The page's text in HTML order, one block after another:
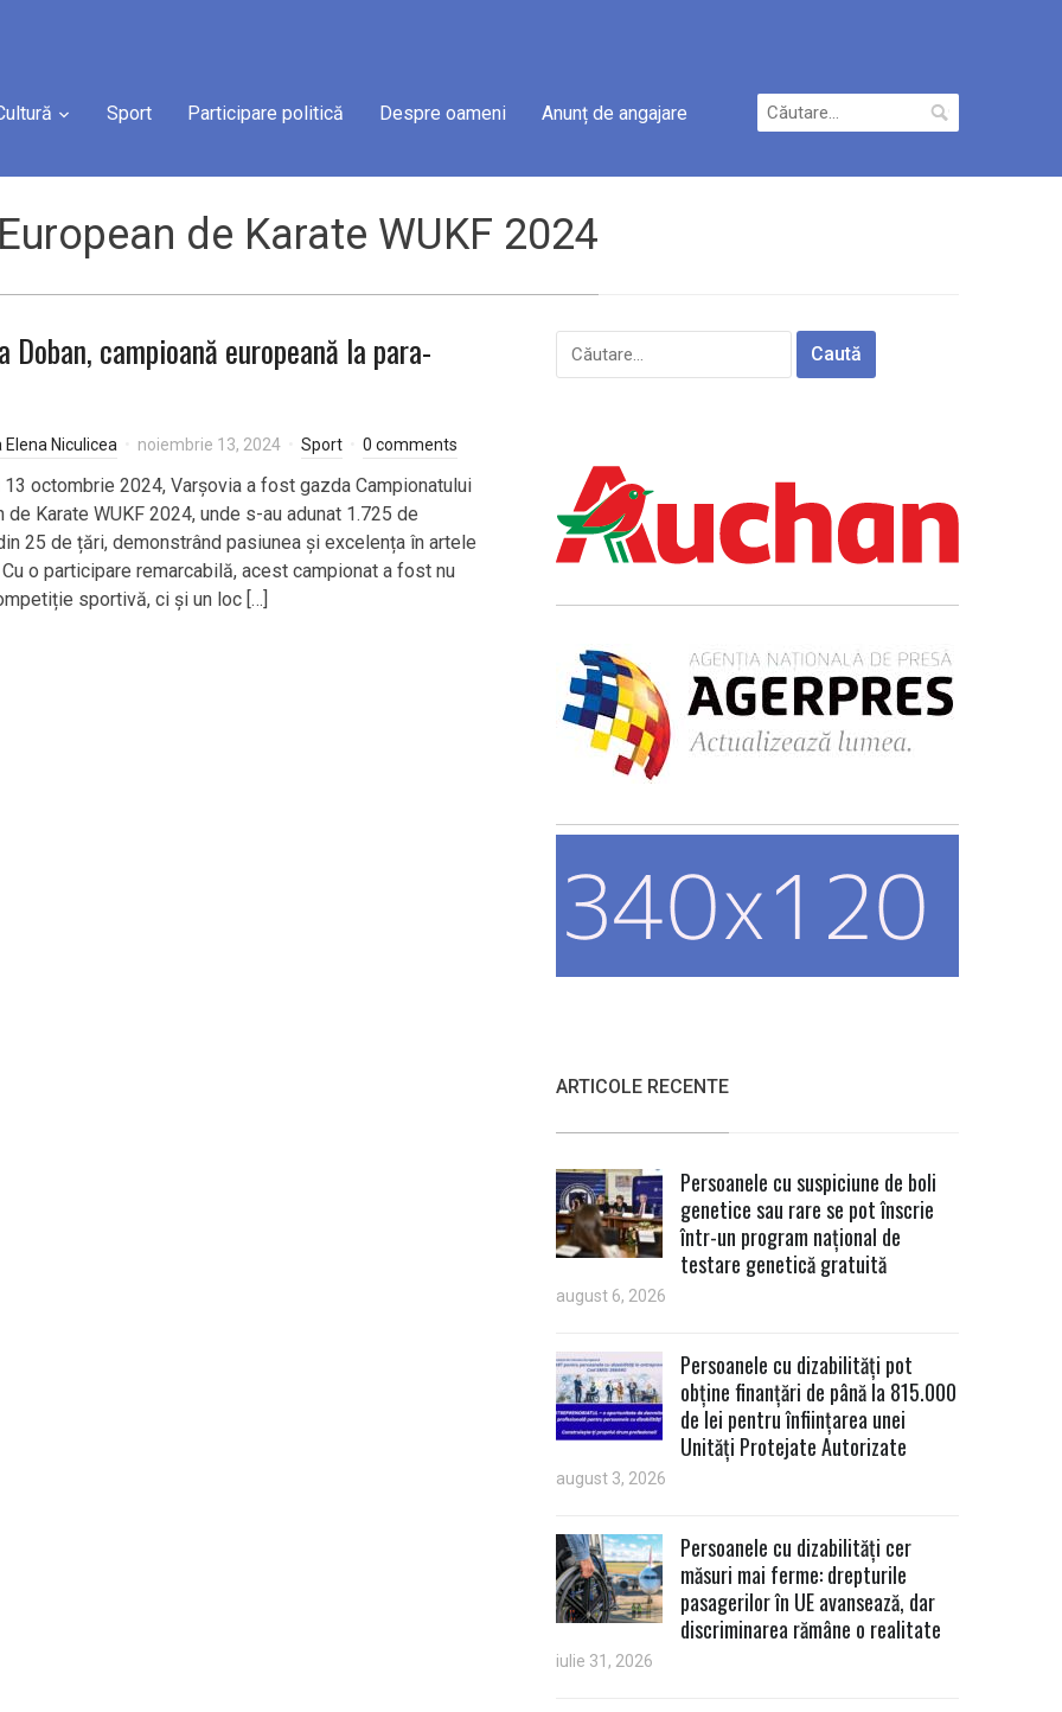
Sport Participare politică Despre oameni Anunț de angajare
Caută
după:
de Karate WUKF 2024
Doban, campioană europeană la para-
Elena Niculicea noiembrie 13, 2024 Sport 0 comments
13 octombrie 2024, Varșovia a fost gazda Campionatului
de Karate WUKF 2024, unde s-au adunat 1.725 de
25 de țări, demonstrând pasiunea și excelența în artele
o participare remarcabilă, acest campionat a fost nu
sportivă, ci și un loc […]
Caută
după:
ARTICOLE RECENTE
Persoanele cu suspiciune de boli
genetice sau rare se pot înscrie
într-un program național de
testare genetică gratuită
august 6, 2026
Persoanele cu dizabilități pot
obține finanțări de până la 815.000
de lei pentru înființarea unei
Unități Protejate Autorizate
august 3, 2026
Persoanele cu dizabilități cer
măsuri mai ferme: drepturile
pasagerilor în UE avansează, dar
discriminarea rămâne o realitate
iulie 31, 2026